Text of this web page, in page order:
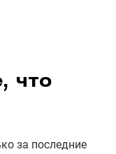
что
за последние